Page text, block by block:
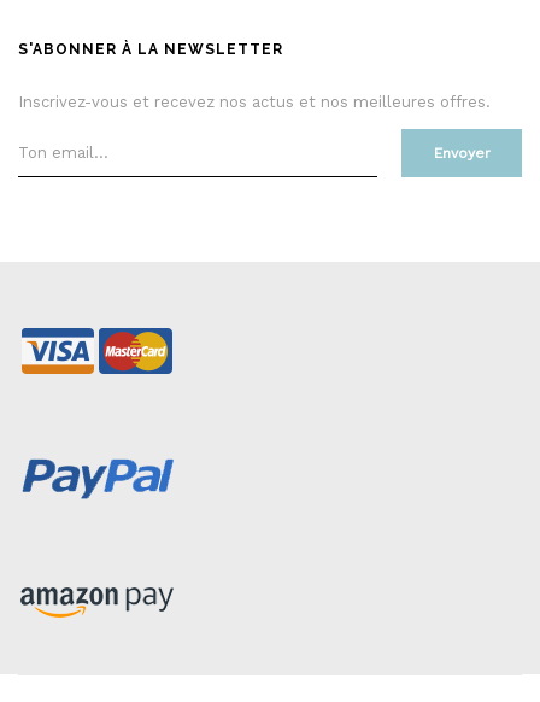
S'ABONNER À LA NEWSLETTER
Inscrivez-vous et recevez nos actus et nos meilleures offres.
Envoyer